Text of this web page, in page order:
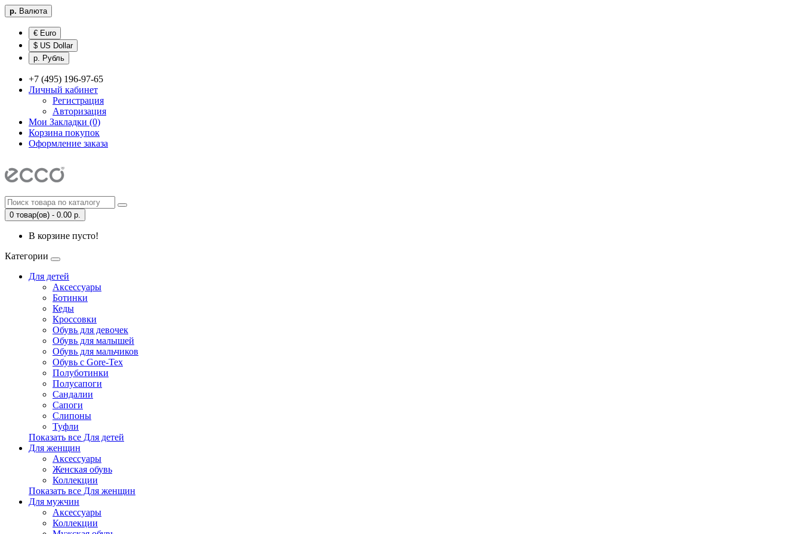
р. Валюта
€ Euro
$ US Dollar
р. Рубль
+7 (495) 196-97-65
Личный кабинет
Регистрация
Авторизация
Мои Закладки (0)
Корзина покупок
Оформление заказа
0 товар(ов) - 0.00 р.
В корзине пусто!
Категории
Для детей
Аксессуары
Ботинки
Кеды
Кроссовки
Обувь для девочек
Обувь для малышей
Обувь для мальчиков
Обувь с Gore-Tex
Полуботинки
Полусапоги
Сандалии
Сапоги
Слипоны
Туфли
Показать все Для детей
Для женщин
Аксессуары
Женская обувь
Коллекции
Показать все Для женщин
Для мужчин
Аксессуары
Коллекции